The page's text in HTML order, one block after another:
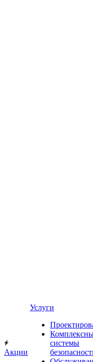
Акции
Услуги
системы